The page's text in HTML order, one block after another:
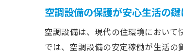
空調設備の保護が安心生活の
空調設備は、現代の住環境におい
では、空調設備の安定稼働が生活